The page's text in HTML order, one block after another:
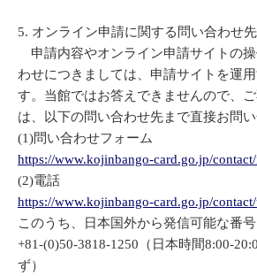
5. オンライン申請に関する問い合わせ先
申請内容やオンライン申請サイトの
わせにつきましては、申請サイトを運
す。当館ではお答えできませんので、
は、以下の問い合わせ先まで直接お問い
(1)問い合わせフォーム
https://www.kojinbango-card.go.jp/
(2)電話
https://www.kojinbango-card.go.jp/
このうち、日本国外から発信可能な番号
+81-(0)50-3818-1250（日本時間8:00-
ず）